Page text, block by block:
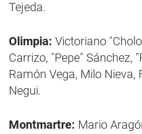
Tejeda.
Olimpia: Victoriano
Carrizo, "Pepe" Sánchez,
Ramón Vega, Milo Nieva,
Negui.
Montmartre: Mario